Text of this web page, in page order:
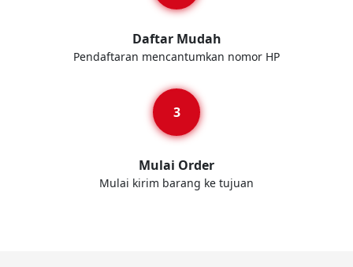
Daftar Mudah
Pendaftaran mencantumkan nomor HP
Mulai Order
Mulai kirim barang ke tujuan